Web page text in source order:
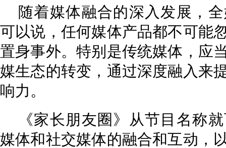
随着媒体融合的深入发展，
可以说，任何媒体产品都不可能
置身事外。特别是传统媒体，应
媒生态的转变，通过深度融入来
响力。
《家长朋友圈》从节目名称
媒体和社交媒体的融合和互动，